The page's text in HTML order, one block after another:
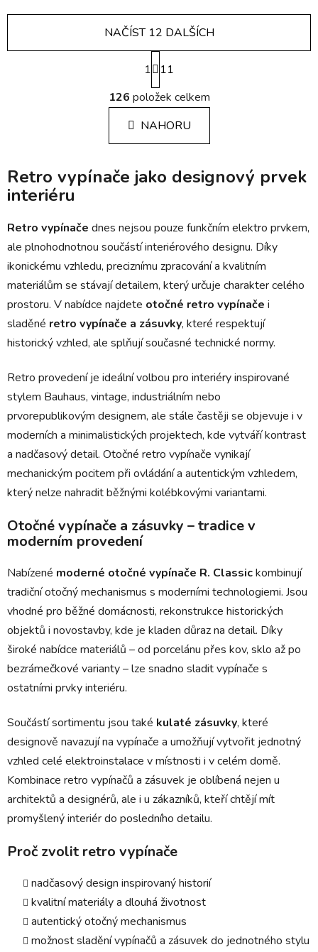
O
v
l
á
d
c
r
v
y
v
ý
p
i
s
NAČÍST 12 DALŠÍCH
S
t
r
á
n
k
n
1
11
126 položek celkem
NAHORU
Retro vypínače jako designový prvek
interiéru
Retro vypínače dnes nejsou pouze funkčním elektro prvkem,
ale plnohodnotnou součástí interiérového designu. Díky
ikonickému vzhledu, preciznímu zpracování a kvalitním
materiálům se stávají detailem, který určuje charakter celého
prostoru. V nabídce najdete otočné retro vypínače i
sladěné retro vypínače a zásuvky, které respektují
historický vzhled, ale splňují současné technické normy.
Retro provedení je ideální volbou pro interiéry inspirované
stylem Bauhaus, vintage, industriálním nebo
prvorepublikovým designem, ale stále častěji se objevuje i v
moderních a minimalistických projektech, kde vytváří kontrast
a nadčasový detail. Otočné retro vypínače vynikají
mechanickým pocitem při ovládání a autentickým vzhledem,
který nelze nahradit běžnými kolébkovými variantami.
Otočné vypínače a zásuvky – tradice v
moderním provedení
Nabízené moderné otočné vypínače R. Classickombinují
tradiční otočný mechanismus s moderními technologiemi. Jsou
vhodné pro běžné domácnosti, rekonstrukce historických
objektů i novostavby, kde je kladen důraz na detail. Díky
široké nabídce materiálů – od porcelánu přes kov, sklo až po
bezrámečkové varianty – lze snadno sladit vypínače s
ostatními prvky interiéru.
Součástí sortimentu jsou také kulaté zásuvky, které
designově navazují na vypínače a umožňují vytvořit jednotný
vzhled celé elektroinstalace v místnosti i v celém domě.
Kombinace retro vypínačů a zásuvek je oblíbená nejen u
architektů a designérů, ale i u zákazníků, kteří chtějí mít
promyšlený interiér do posledního detailu.
Proč zvolit retro vypínače
nadčasový design inspirovaný historií
kvalitní materiály a dlouhá životnost
autentický otočný mechanismus
možnost sladění vypínačů a zásuvek do jednotného stylu